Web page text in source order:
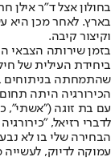
בחולון אצל ד"ר אילן
בארץ. לאחר מכן היא
וקיצור קיבה.
בזמן שירותה הצבאי
שהתמחתה בניתוחים
הכירורגיה היתה
עם בת זוגה ("אשתי",
לדברי רזיאל,
הבחירה שלי בו לא
עמוקה לדיוק,